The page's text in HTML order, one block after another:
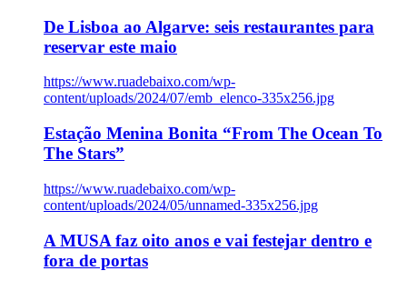
De Lisboa ao Algarve: seis restaurantes para
reservar este maio
https://www.ruadebaixo.com/wp-
content/uploads/2024/07/emb_elenco-335x256.jpg
Estação Menina Bonita “From The Ocean To
The Stars”
https://www.ruadebaixo.com/wp-
content/uploads/2024/05/unnamed-335x256.jpg
A MUSA faz oito anos e vai festejar dentro e
fora de portas